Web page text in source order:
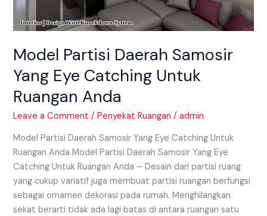
Model Partisi Daerah Samosir
Yang Eye Catching Untuk
Ruangan Anda
Leave a Comment /Penyekat Ruangan /admin
Model Partisi Daerah Samosir Yang Eye Catching Untuk
Ruangan Anda Model Partisi Daerah Samosir Yang Eye
Catching Untuk Ruangan Anda – Desain dari partisi ruang
yang cukup variatif juga membuat partisi ruangan berfungsi
sebagai ornamen dekorasi pada rumah. Menghilangkan
sekat berarti tidak ada lagi batas di antara ruangan satu